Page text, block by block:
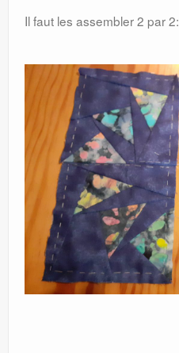
Il faut les assembler 2 par 2: